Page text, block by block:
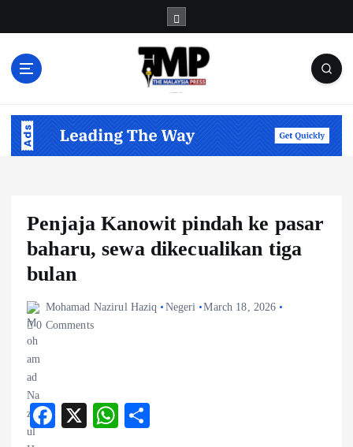
Penjaja Kanowit pindah ke pasar
baharu, sewa dikecualikan tiga
bulan
Mohamad Nazirul Haziq Negeri
March 18, 2026
0 Comments
F
X
W